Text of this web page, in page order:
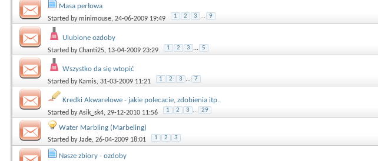
Masa perłowa
Started byminimouse, 24-06-2009 19:49 1 2 3 ... 9
Ulubione ozdoby
Started byChanti25, 13-04-2009 23:29 1 2 3 ... 5
Wszystko da się wtopić
Started by Kamis, 31-03-2009 11:21 1 2 3 ... 7
Kredki Akwarelowe - jakie polecacie, zdobienia itp..
Started byAsik_sk4, 29-12-2010 11:56 1 2 3 ... 29
Water Marbling (Marbeling)
Started byJade, 26-04-2009 18:01 1 2 3
Nasze zbiory - ozdoby